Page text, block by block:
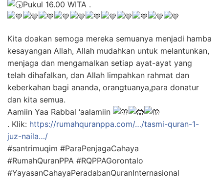
Pukul 16.00 WITA .
Kita doakan semoga mereka semuanya menjadi hamba
kesayangan Allah, Allah mudahkan untuk melantunkan,
menjaga dan mengamalkan setiap ayat-ayat yang
telah dihafalkan, dan Allah limpahkan rahmat dan
keberkahan bagi ananda, orangtuanya,para donatur
dan kita semua.
Aamiin Yaa Rabbal ‘aalamiin
. Klik: https://rumahquranppa.com/…/tasmi-quran-1-
juz-naila…/
#santrimuqim #ParaPenjagaCahaya
#RumahQuranPPA #RQPPAGorontalo
#YayasanCahayaPeradabanQuranInternasional